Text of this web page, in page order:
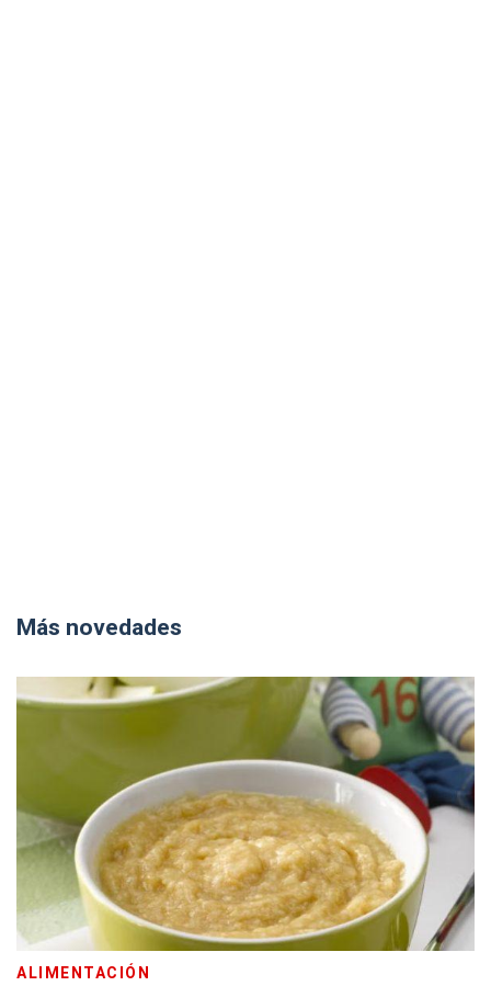
Más novedades
ALIMENTACIÓN